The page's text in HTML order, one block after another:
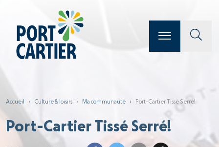
Accueil › Culture & loisirs › Ma communauté › Port-Cartier Tissé Serré!
Port-Cartier Tissé Serré!